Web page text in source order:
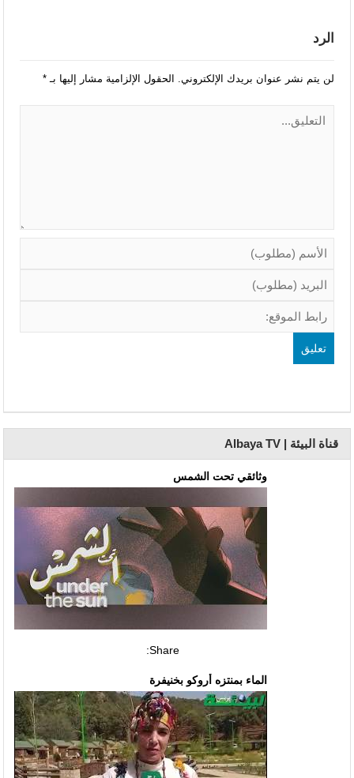
الرد
لن يتم نشر عنوان بريدك الإلكتروني. الحقول الإلزامية مشار إليها بـ*
قناة البيئة | Albaya TV
وثائقي تحت الشمس
Share:
الماء بمنتزه أروكو بخنيفرة